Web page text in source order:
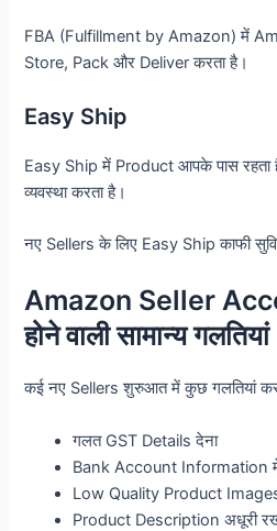
FBA (Fulfillment by Amazon) में
Store, Pack और Deliver करता है।
Easy Ship
Easy Ship में Product आपके पास
व्यवस्था करता है।
नए Sellers के लिए Easy Ship काफी
Amazon Seller
होने वाली सामान्य गलतियां
कई नए Sellers शुरुआत में कुछ गलतियां
गलत GST Details देना
Bank Account Information
Low Quality Product
Product Description अधूरी